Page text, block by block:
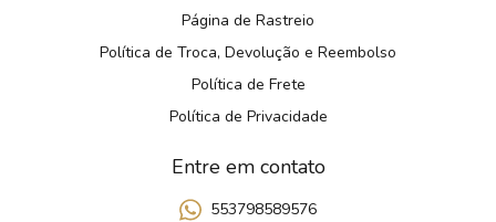
Página de Rastreio
Política de Troca, Devolução e Reembolso
Política de Frete
Política de Privacidade
Entre em contato
553798589576